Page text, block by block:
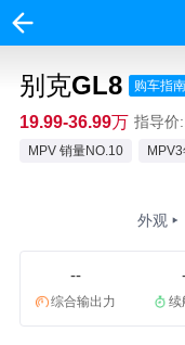
别克GL8 购车指南
19.99-36.99万 指导价
MPV 销量NO.10
外观
--
综合输出力 续